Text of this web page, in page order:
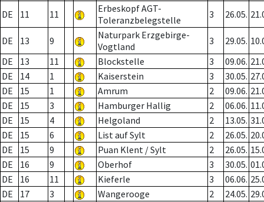
DE 11 11
Erbeskopf AGT-
Toleranzbelegstelle
3 26.05.
DE 13 9
Naturpark Erzgebirge-
Vogtland
3 29.05.
DE
13 11 Blockstelle 3 09.06.
DE
14 1 Kaiserstein 3 30.05.
DE
15 1 Amrum 2 09.06.
DE
15 3 Hamburger Hallig 2 06.06.
DE
15 4 Helgoland 2 13.05.
DE
15 6 List auf Sylt 2 26.05.
DE
15 9 Puan Klent / Sylt 2 26.05.
DE
16 9 Oberhof 3 30.05.
DE
16 11 Kieferle 3 06.06.
DE
17 3 Wangerooge 2 24.05.